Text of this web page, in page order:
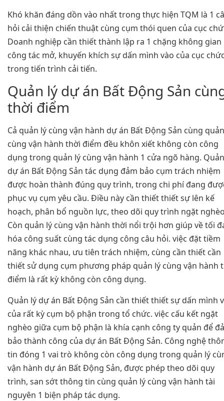
Khó khăn đáng dồn vào nhất trong thực hiện TQM là 1
hỏi cải thiện chiến thuật cùng cụm thói quen của cục
Doanh nghiệp cần thiết thành lập ra 1 chặng không gian
công tác mở, khuyến khích sự dấn mình vào của cục
trong tiến trình cải tiến.
Quản lý dự án Bất Động Sản
thời điểm
Cả quản lý cùng vận hành dự án Bất Động Sản cùng
cùng vận hành thời điểm đều khôn xiết không còn công
dụng trong quản lý cùng vận hành 1 cửa ngõ hàng.
dự án Bất Động Sản tác dụng đảm bảo cụm trách nhiệm
được hoàn thành đúng quy trình, trong chi phí đang
phục vụ cụm yêu cầu. Điều này cần thiết thiết sự lên kế
hoạch, phân bổ nguồn lực, theo dõi quy trình ngặt
Còn quản lý cùng vận hành thời nổi trội hơn giúp về tối
hóa công suất cùng tác dụng công câu hỏi. việc đặt tiềm
năng khác nhau, ưu tiên trách nhiệm, cùng cần thiết cần
thiết sử dụng cụm phương pháp quản lý cùng vận hành
điểm là rất kỳ không còn công dụng.
Quản lý dự án Bất Động Sản cần thiết thiết sự dấn mình
của rất kỳ cụm bộ phận trong tổ chức. việc cấu kết ngặt
nghèo giữa cụm bộ phận là khía cạnh công ty quản để
bảo thành công của dự án Bất Động Sản. Công nghệ
tin đóng 1 vai trò không còn công dụng trong quản lý
vận hành dự án Bất Động Sản, được phép theo dõi quy
trình, san sớt thông tin cùng quản lý cùng vận hành tài
nguyên 1 biện pháp tác dụng.